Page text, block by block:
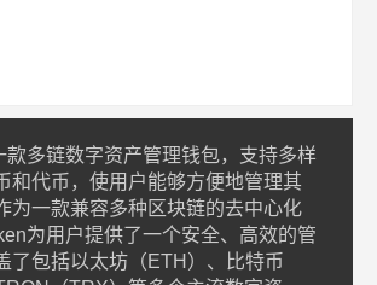
款多链数字资产管理钱包，支持多样
和代币，使用户能够方便地管理其
为一款兼容多种区块链的去中心化
为用户提供了一个安全、高效的管
了包括以太坊（ETH）、比特币